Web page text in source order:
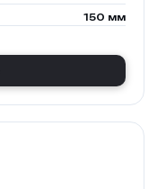
150 мм